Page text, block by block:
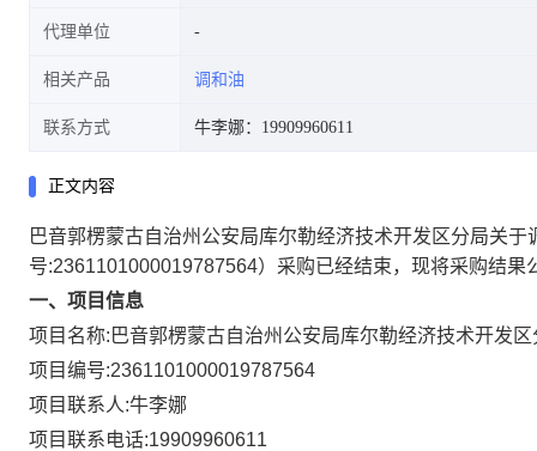
代理单位
相关产品 调和油
联系方式 牛李娜：19909960611
正文内容
巴音郭楞蒙古自治州公安局库尔勒经济技术开发区分局关
号:2361101000019787564）采购已经结束，现将采购结果
一、项目信息
项目名称: 巴音郭楞蒙古自治州公安局库尔勒经济技术开发
项目编号:2361101000019787564
项目联系人:牛李娜
项目联系电话:19909960611